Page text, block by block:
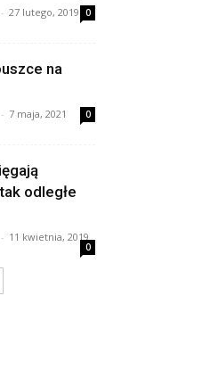
- 27 lutego, 2019 0
na
- 7 maja, 2021 0
odległe
- 11 kwietnia, 2019
0